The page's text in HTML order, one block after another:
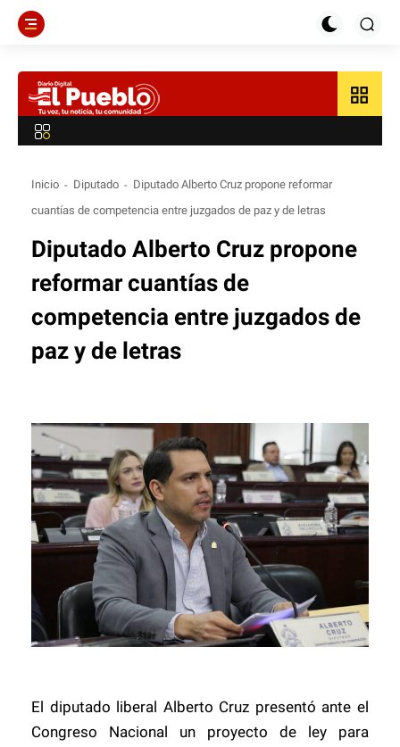
grid_view
Inicio Diputado
Diputado Alberto Cruz propone reformar
cuantías de competencia entre juzgados de paz y de letras
Diputado Alberto Cruz propone
reformar cuantías de
competencia entre juzgados de
paz y de letras
El diputado liberal Alberto Cruz presentó ante el
Congreso Nacional un proyecto de ley para